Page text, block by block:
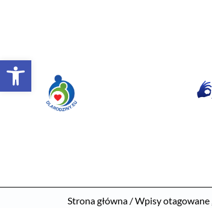
Strona główna / Wpisy otagowane
Otwórz pasek narzędzi